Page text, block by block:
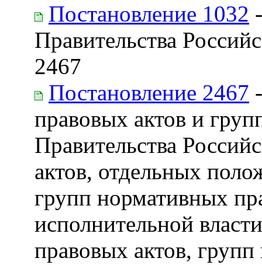
Постановление 1032
Правительства
2467
Постановление 2467
правовых актов и
Правительства
актов, отдельных
групп нормативных
исполнительной
правовых актов,